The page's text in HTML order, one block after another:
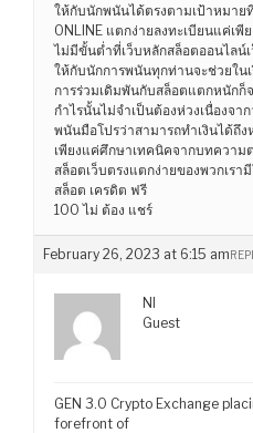
ให้กับนักพนันได้ตรงตามเป้าหมาย
ONLINE แตกง่ายลงทะเบียนแค่เ
ไม่มีขั้นต่ำที่เว็บหลักสล็อตออนไลน์
ให้กับนักการพนันทุกท่านจะช่วยใน
การร่วมเดิมพันกับสล็อตแตกหนักก็
กำไรนั้นไม่จำเป็นต้องห่วงเนื่องจา
พนันมือโปรว่าสามารถทำเงินได้ถึ
เพียงแค่ศึกษาเทคนิคจากบทความ
สล็อตเว็บตรงแตกง่ายของพวกเรา
สล็อต เครดิต ฟรี
100 ไม่ ต้อง แชร์
February 26, 2023 at 6:15 am
NI
Guest
GEN 3.0 Crypto Exchange
forefront of